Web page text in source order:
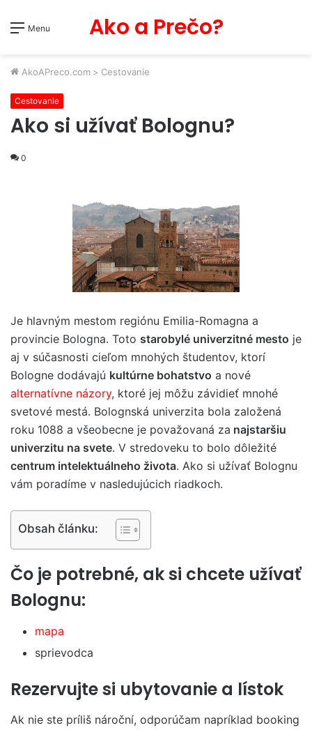
Menu Ako a Prečo?
AkoAPreco.com > Cestovanie
Cestovanie
Ako si užívať Bolognu?
0
Je hlavným mestom regiónu Emilia-Romagna a
provincie Bologna. Toto starobylé univerzitné mesto je
aj v súčasnosti cieľom mnohých študentov, ktorí
Bologne dodávajú kultúrne bohatstvo a nové
alternatívne názory, ktoré jej môžu závidieť mnohé
svetové mestá. Bolognská univerzita bola založená
roku 1088 a všeobecne je považovaná za najstaršiu
univerzitu na svete. V stredoveku to bolo dôležité
centrum intelektuálneho života. Ako si užívať Bolognu
vám poradíme v nasledujúcich riadkoch.
Obsah článku:
Čo je potrebné, ak si chcete užívať
Bolognu:
mapa
sprievodca
Rezervujte si ubytovanie a lístok
Ak nie ste príliš nároční, odporúčam napríklad booking